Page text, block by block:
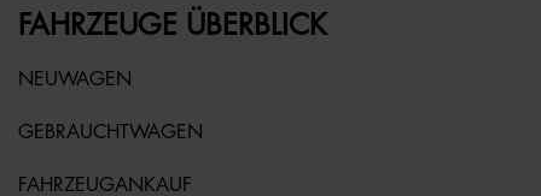
FAHRZEUGE ÜBERBLICK
NEUWAGEN
GEBRAUCHTWAGEN
FAHRZEUGANKAUF